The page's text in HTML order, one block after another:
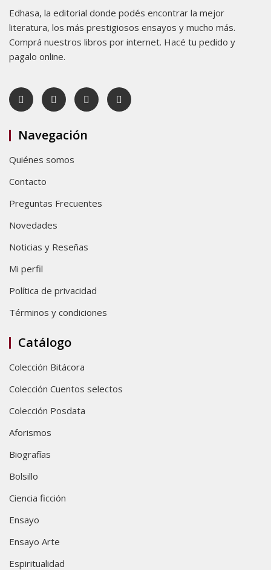
Edhasa, la editorial donde podés encontrar la mejor
literatura, los más prestigiosos ensayos y mucho más.
Comprá nuestros libros por internet. Hacé tu pedido y
pagalo online.
Navegación
Quiénes somos
Contacto
Preguntas Frecuentes
Novedades
Noticias y Reseñas
Mi perfil
Política de privacidad
Términos y condiciones
Catálogo
Colección Bitácora
Colección Cuentos selectos
Colección Posdata
Aforismos
Biografías
Bolsillo
Ciencia ficción
Ensayo
Ensayo Arte
Espiritualidad